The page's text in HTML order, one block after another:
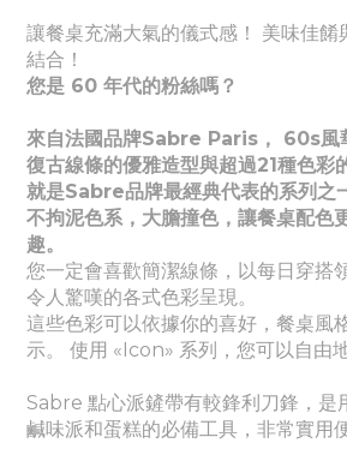
讓餐桌充滿大氣的儀式感！ 美味佳餚
結合！
您是 60 年代的粉絲嗎？
來自法國品牌Sabre Paris， 60s風
復古線條的優雅造型與超過21種色
就是Sabre品牌最經典代表的系列之
不拘泥色系，大膽撞色，讓餐桌配色
趣。
您一定會喜歡簡潔線條，以每日穿搭
令人驚嘆的各式色彩呈現。
這些色彩可以依據你的喜好，餐桌風
示。 使用 «Icon» 系列，您可以自由
Sabre 點心派鏟帶有較鋒利刀鋒，是
鹹味派和蛋糕的必備工具，非常實用